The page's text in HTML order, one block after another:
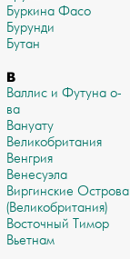
Буркина Фасо
Бурунди
Бутан
В
Валлис и Футуна о-
ва
Вануату
Великобритания
Венгрия
Венесуэла
Виргинские Острова
(Великобритания)
Восточный Тимор
Вьетнам